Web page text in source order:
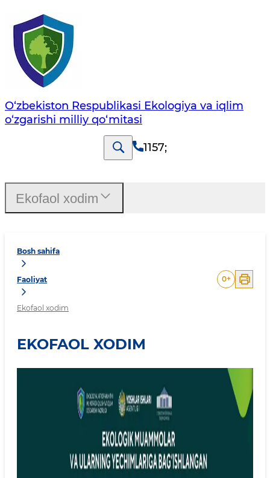
O‘zbekiston Respublikasi Ekologiya va iqlim
o‘zgarishi milliy qo‘mitasi
1157;
Bosh sahifa
Faoliyat
Ekofaol xodim
0+
EKOFAOL XODIM
Ekofaol xodim